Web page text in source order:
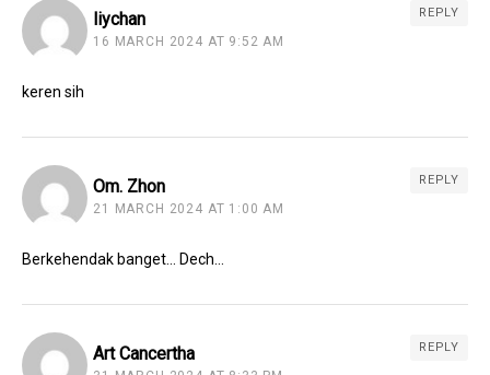
liychan
16 MARCH 2024 AT 9:52 AM
REPLY
keren sih
Om. Zhon
21 MARCH 2024 AT 1:00 AM
REPLY
Berkehendak banget… Dech…
Art Cancertha REPLY